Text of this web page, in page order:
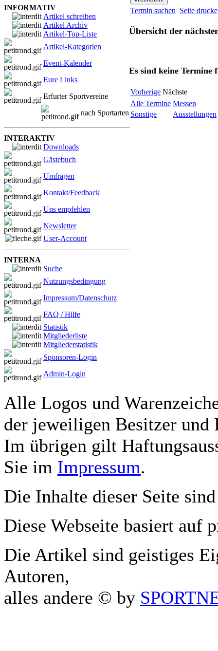
INFORMATIV
Artikel schreiben
Artikel Archiv
Artikel-Top-Liste
Artikel-Kategorien
Event-Kalender
Eure Links
Erfurter Sportvereine
nach Sportarten
INTERAKTIV
Downloads
Gästebuch
Umfragen
Kontakt/Feedback
Uns empfehlen
Newsletter
User-Account
INTERNA
Suche
Nutzungsbedingung
Impressum/Datenschutz
FAQ / Hilfe
Statistik
Mitgliederliste
Mitgliederstatistik
Sponsoren-Login
Admin-Login
Termin suchen Seite
Übersicht der
Es sind keine Termine
Vorherige Nächste
Alle Termine Messen
Sonstige
Ausstellungen
Alle Logos und
der jeweiligen Besitzer und
Im übrigen gilt
Sie im Impressum.
Die Inhalte dieser Seite
Diese Webseite basiert auf
Die Artikel sind geistiges
Autoren,
alles andere © by